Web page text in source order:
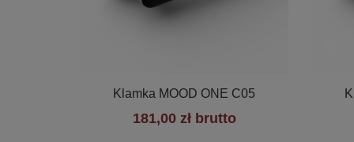
Szybki podgląd
Klamka MOOD ONE C05
181,00 zł brutto